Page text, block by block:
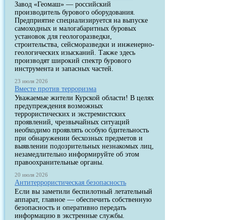
Завод «Геомаш» — российский
производитель бурового оборудования.
Предприятие специализируется на выпуске
самоходных и малогабаритных буровых
установок для геологоразведки,
строительства, сейсморазведки и инженерно-
геологических изысканий. Также здесь
производят широкий спектр бурового
инструмента и запасных частей.
23 июля 2026
Вместе против терроризма
Уважаемые жители Курской области! В целях
предупреждения возможных
террористических и экстремистских
проявлений, чрезвычайных ситуаций
необходимо проявлять особую бдительность
при обнаружении бесхозных предметов и
выявлении подозрительных незнакомых лиц,
незамедлительно информируйте об этом
правоохранительные органы.
20 июля 2026
Антитеррористическая безопасность
Если вы заметили беспилотный летательный
аппарат, главное — обеспечить собственную
безопасность и оперативно передать
информацию в экстренные службы.